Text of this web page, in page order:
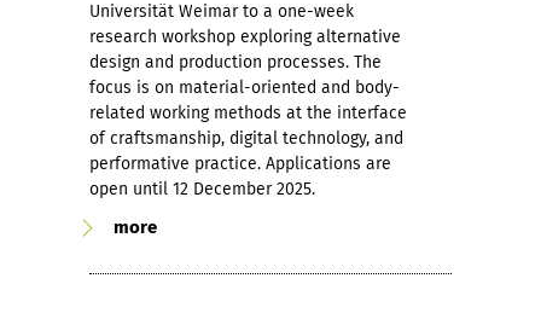
Universität Weimar to a one-week
research workshop exploring alternative
design and production processes. The
focus is on material-oriented and body-
related working methods at the interface
of craftsmanship, digital technology, and
performative practice. Applications are
open until 12 December 2025.
more